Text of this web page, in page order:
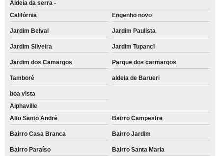
Aldeia da serra -
Califórnia
Engenho novo
Jardim Belval Jardim Paulista
Jardim Silveira Jardim Tupanci
Jardim dos Camargos Parque dos carmargos
Tamboré aldeia de Barueri
boa vista
Alphaville
Alto Santo André
Bairro Campestre
Bairro Casa Branca Bairro Jardim
Bairro Paraíso Bairro Santa Maria